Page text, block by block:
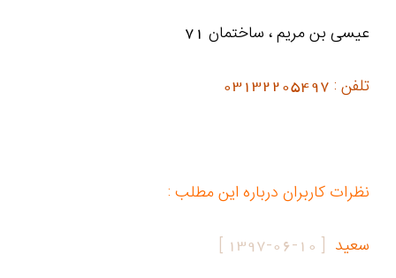
عیسی بن مریم ، ساختمان 71
تلفن : 03132205497
نظرات کاربران درباره این مطلب :
سعید [
1397-06-10
]